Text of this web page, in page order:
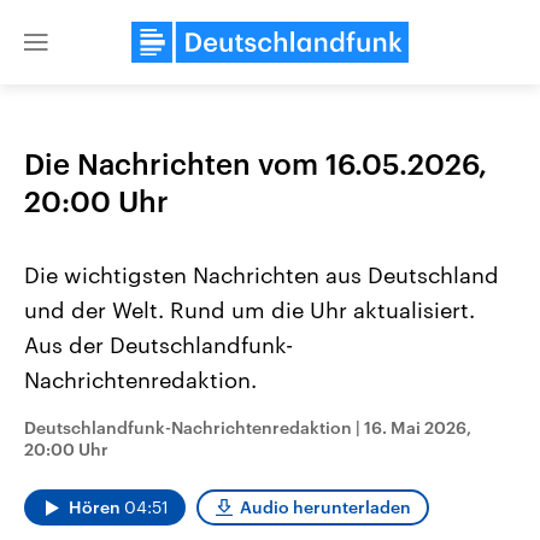
Close
Landtagswahl Sachsen-Anhalt
2026
Alle Informationen
September 2026 einen neuen
Landtag. Seit 2021 wird das
USA
Aktuelle Beiträge,
gehören die Vereinigten
den mächtigsten Ländern
Die Nachrichten vom 16.05.2026,
20:00 Uhr
Die wichtigsten Nachrichten aus Deutschland
und der Welt. Rund um die Uhr aktualisiert.
Aus der Deutschlandfunk-
Nachrichtenredaktion.
Deutschlandfunk-Nachrichtenredaktion | 16. Mai 2026,
20:00 Uhr
Hören 04:51 Audio herunterladen